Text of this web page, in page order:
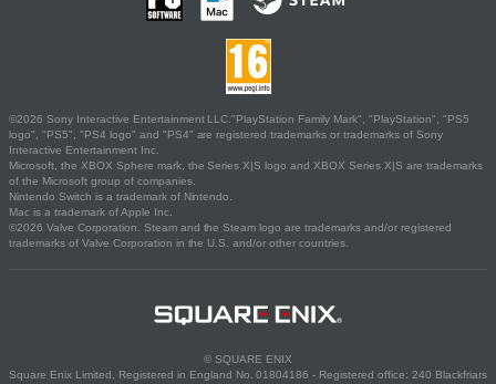
©2026 Sony Interactive Entertainment LLC."PlayStation Family Mark", "PlayStation", "PS5
logo", "PS5", "PS4 logo" and "PS4" are registered trademarks or trademarks of Sony
Interactive Entertainment Inc.
Microsoft, the XBOX Sphere mark, the Series X|S logo and XBOX Series X|S are trademarks
of the Microsoft group of companies.
Nintendo Switch is a trademark of Nintendo.
Mac is a trademark of Apple Inc.
©2026 Valve Corporation. Steam and the Steam logo are trademarks and/or registered
trademarks of Valve Corporation in the U.S. and/or other countries.
© SQUARE ENIX
Square Enix Limited, Registered in England No. 01804186 - Registered office: 240 Blackfriars